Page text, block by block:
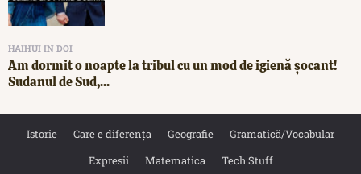
HAIHUI IN DOI
Am dormit o noapte la tribul cu un mod de igienă șocant!
Sudanul de Sud,...
Istorie Care e diferența Geografie
Gramatică/Vocabular
Expresii
Matematica Tech Stuff